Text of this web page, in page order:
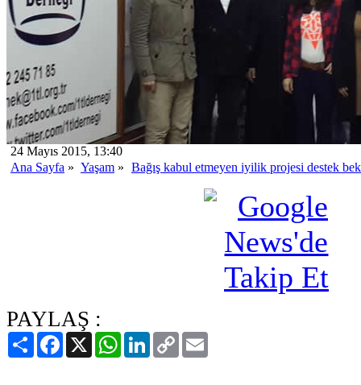
24 Mayıs 2015, 13:40
Ana Sayfa » Yaşam » Bağış kabul etmeyen iyilik projesi destek
PAYLAŞ :
PaylaşFacebook
X WhatsAppLinkedIn
Copy
Link